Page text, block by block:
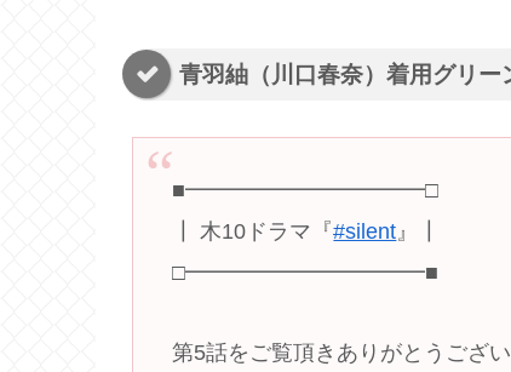
青羽紬（川口春奈）着用グリ
■━━━━━━━━━━━□
┃ 木10ドラマ『#silent 』┃
□━━━━━━━━━━━■
第5話をご覧頂きありがとうござい